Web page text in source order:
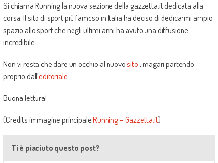
Si chiama Running la nuova sezione della gazzetta.it dedicata alla
corsa. Il sito di sport più famoso in Italia ha deciso di dedicarmi ampio
spazio allo sport che negli ultimi anni ha avuto una diffusione
incredibile.
Non vi resta che dare un occhio al nuovosito, magari partendo
proprio dall’editoriale
Buona lettura!
(Credits immagine principale:Running – Gazzetta.it)
Ti è piaciuto questo post?